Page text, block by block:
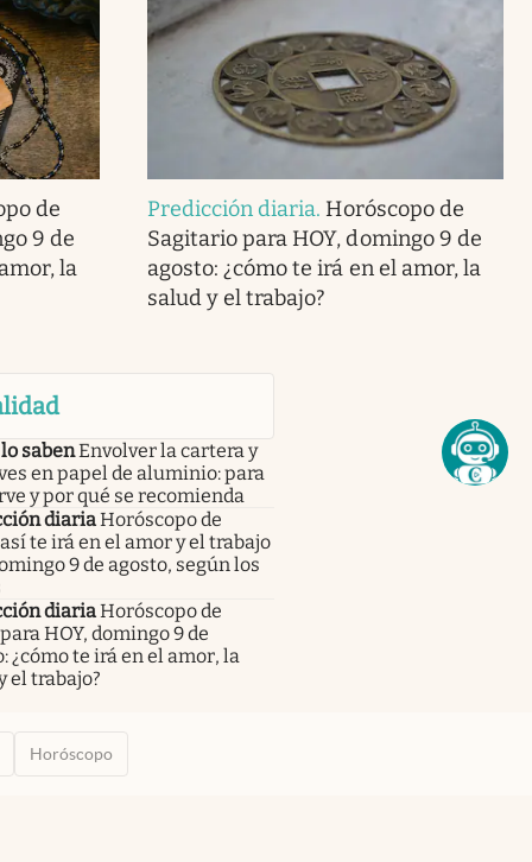
de
9 de
la
Predicción diaria. Horóscopo de
Sagitario para HOY, domingo 9 de
agosto: ¿cómo te irá en el amor, la
salud y el trabajo?
sabenEnvolver la cartera y
en papel de aluminio: para
y por qué se recomienda
diariaHoróscopo de
te irá en el amor y el trabajo
9 de agosto, según los
diariaHoróscopo de
HOY, domingo 9 de
¿cómo te irá en el amor, la
el trabajo?
Horóscopo